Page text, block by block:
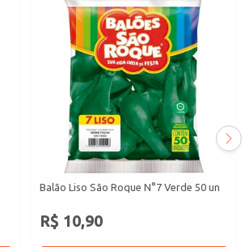
Balão Liso São Roque N°7 Verde 50 un
R$ 10,90